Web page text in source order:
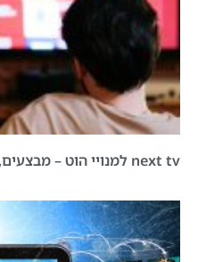
next tv למנויי הוט – מבצעים, חבילות והטבות שכדאי להכיר